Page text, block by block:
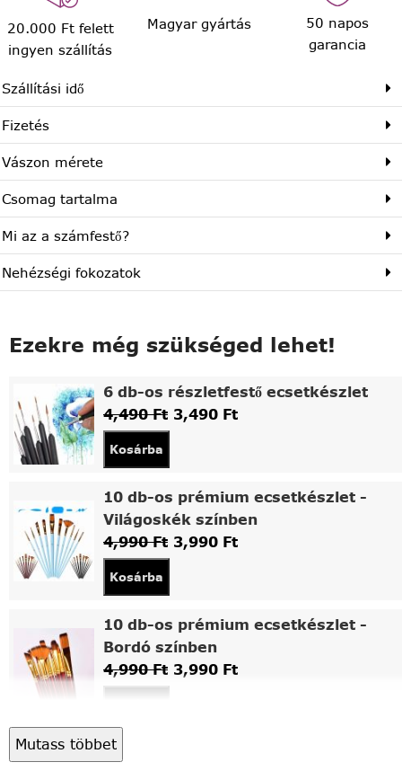
20.000 Ft felett
ingyen szállítás
Magyar gyártás
50 napos
garancia
Szállítási idő
Fizetés
Vászon mérete
Csomag tartalma
Mi az a számfestő?
Nehézségi fokozatok
Ezekre még szükséged lehet!
6 db-os részletfestő ecsetkészlet
4,490Ft 3,490 Ft
Kosárba
10 db-os prémium ecsetkészlet -
Világoskék színben
4,990Ft 3,990 Ft
Kosárba
10 db-os prémium ecsetkészlet -
Bordó színben
4,990Ft 3,990 Ft
Asztali fa festőállvány
Mutass többet